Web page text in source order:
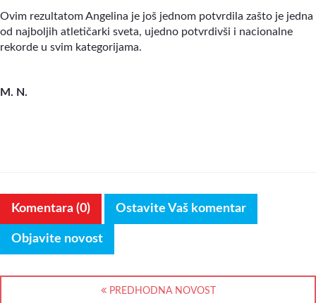
Ovim rezultatom Angelina je još jednom potvrdila zašto je jedna
od najboljih atletičarki sveta, ujedno potvrdivši i nacionalne
rekorde u svim kategorijama.
M. N.
Komentara (0) Ostavite Vaš komentar
Objavite novost
PREDHODNA NOVOST